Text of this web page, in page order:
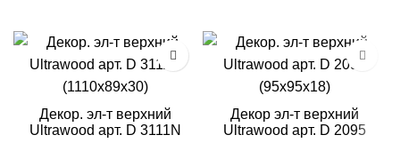
Декор. эл-т верхний
Ultrawood арт. D 3111N
Декор эл-т верхний
Ultrawood арт. D 2095